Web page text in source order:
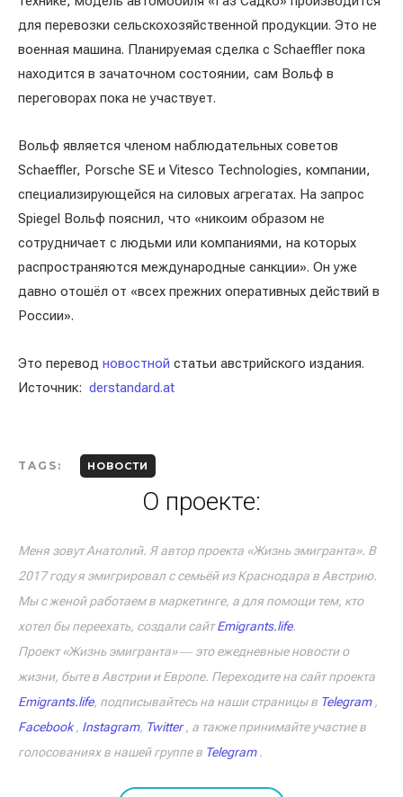
для перевозки сельскохозяйственной продукции. Это не
военная машина. Планируемая сделка с Schaeffler пока
находится в зачаточном состоянии, сам Вольф в
переговорах пока не участвует.
Вольф является членом наблюдательных советов
Schaeffler, Porsche SE и Vitesco Technologies, компании,
специализирующейся на силовых агрегатах. На запрос
Spiegel Вольф пояснил, что «никоим образом не
сотрудничает с людьми или компаниями, на которых
распространяются международные санкции». Он уже
давно отошёл от «всех прежних оперативных действий в
России».
Это перевод новостной статьи австрийского издания.
Источник: derstandard.at
TAGS: НОВОСТИ
О проекте:
Меня зовут Анатолий. Я автор проекта «Жизнь эмигранта». В
2017 году я эмигрировал с семьёй из Краснодара в Австрию.
Мы с женой работаем в маркетинге, а для помощи тем, кто
хотел бы переехать, создали сайтEmigrants.life.
Проект «Жизнь эмигранта» ― это ежедневные новости о
жизни, быте в Австрии и Европе. Переходите на сайт проекта
Emigrants.life, подписывайтесь на наши страницы в Telegram,
Facebook, Instagram, Twitter, а также принимайте участие в
голосованиях в нашей группе в Telegram.